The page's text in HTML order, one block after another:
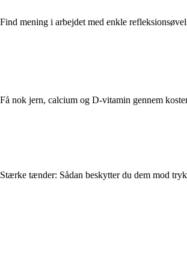
Find mening i arbejdet med enkle
Få nok jern, calcium og D-vitamin gennem
Stærke tænder: Sådan beskytter du dem mod